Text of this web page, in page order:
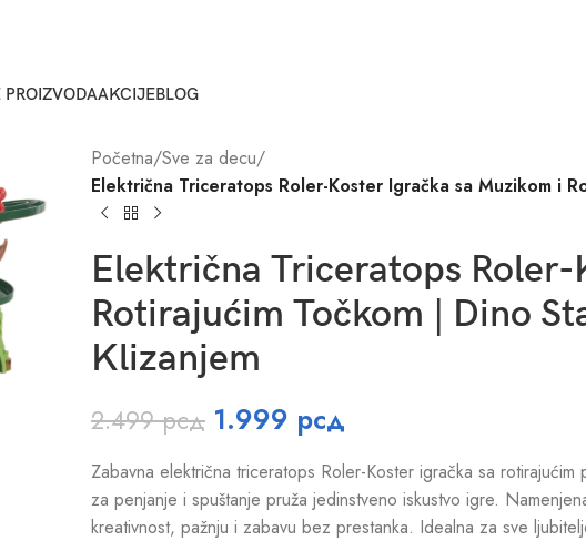
AKCIJEBLOG
Početna/Sve za decu/
Električna Triceratops Roler-Koster Igračka sa Muzikom i
Električna Triceratops
Rotirajućim Točkom | Dino
Klizanjem
2.499рсд 1.999 рсд
Zabavna električna triceratops Roler-Koster igračka sa
za penjanje i spuštanje pruža jedinstveno iskustvo igre.
kreativnost, pažnju i zabavu bez prestanka. Idealna za sve